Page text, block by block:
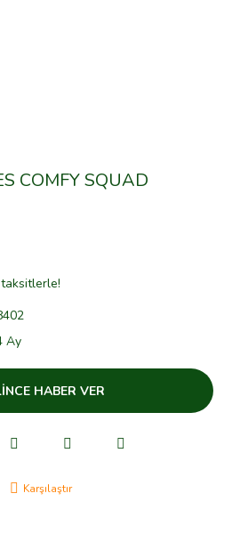
COMFY SQUAD
Ay
HABER VER
Karşılaştır